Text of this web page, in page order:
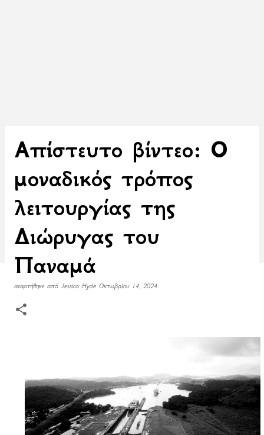
Απίστευτο βίντεο: Ο
μοναδικός τρόπος
λειτουργίας της
Διώρυγας του
Παναμά
αναρτήθηκε από Jessica Hyde Οκτωβρίου 14, 2024